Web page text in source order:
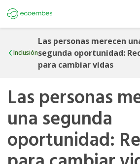
Inclusión
Las personas merecen
segunda oportunidad:
para cambiar vidas
Las personas
una segunda
oportunidad: